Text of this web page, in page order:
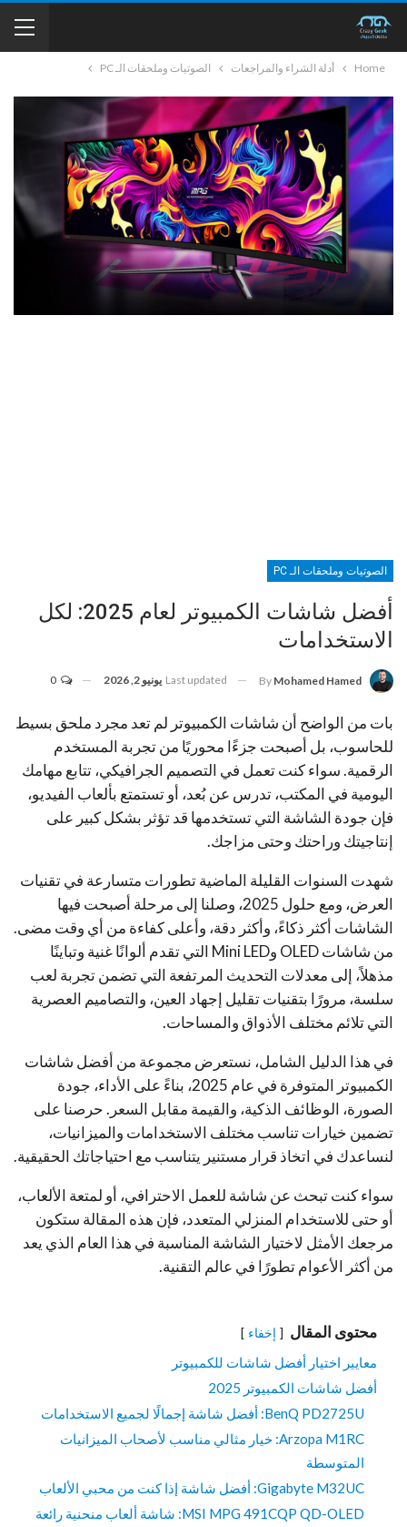
Home أدلة الشراء والمراجعات الصوتيات وملحقات الـ PC
الصوتيات وملحقات الـ PC
أفضل شاشات الكمبيوتر لعام 2025: لكل
الاستخدامات
By Mohamed Hamed
Last updated يونيو 2, 2026
بات من الواضح أن شاشات الكمبيوتر لم تعد مجرد ملحق بسيط
للحاسوب، بل أصبحت جزءًا محوريًا من تجربة المستخدم
الرقمية. سواء كنت تعمل في التصميم الجرافيكي، تتابع مهامك
اليومية في المكتب، تدرس عن بُعد، أو تستمتع بألعاب الفيديو،
فإن جودة الشاشة التي تستخدمها قد تؤثر بشكل كبير على
إنتاجيتك وراحتك وحتى مزاجك.
شهدت السنوات القليلة الماضية تطورات متسارعة في تقنيات
العرض، ومع حلول 2025، وصلنا إلى مرحلة أصبحت فيها
الشاشات أكثر ذكاءً، وأكثر دقة، وأعلى كفاءة من أي وقت مضى.
من شاشات OLED وMini LED التي تقدم ألوانًا غنية وتباينًا
مذهلاً، إلى معدلات التحديث المرتفعة التي تضمن تجربة لعب
سلسة، مرورًا بتقنيات تقليل إجهاد العين، والتصاميم العصرية
التي تلائم مختلف الأذواق والمساحات.
في هذا الدليل الشامل، نستعرض مجموعة من أفضل شاشات
الكمبيوتر المتوفرة في عام 2025، بناءً على الأداء، جودة
الصورة، الوظائف الذكية، والقيمة مقابل السعر. حرصنا على
تضمين خيارات تناسب مختلف الاستخدامات والميزانيات،
لنساعدك في اتخاذ قرار مستنير يتناسب مع احتياجاتك الحقيقية.
سواء كنت تبحث عن شاشة للعمل الاحترافي، أو لمتعة الألعاب،
أو حتى للاستخدام المنزلي المتعدد، فإن هذه المقالة ستكون
مرجعك الأمثل لاختيار الشاشة المناسبة في هذا العام الذي يعد
من أكثر الأعوام تطورًا في عالم التقنية.
محتوى المقال إخفاء
معايير اختيار أفضل شاشات للكمبيوتر
أفضل شاشات الكمبيوتر 2025
BenQ PD2725U: أفضل شاشة إجمالًا لجميع الاستخدامات
Arzopa M1RC: خيار مثالي مناسب لأصحاب الميزانيات
المتوسطة
Gigabyte M32UC: أفضل شاشة إذا كنت من محبي الألعاب
MSI MPG 491CQP QD-OLED: شاشة ألعاب منحنية رائعة